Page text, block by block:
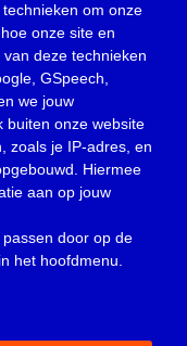
om onze
onze site en
deze technieken
GSpeech,
we jouw
buiten onze website
zoals je IP-adres, en
Hiermee
aan op jouw
door op de
het hoofdmenu.